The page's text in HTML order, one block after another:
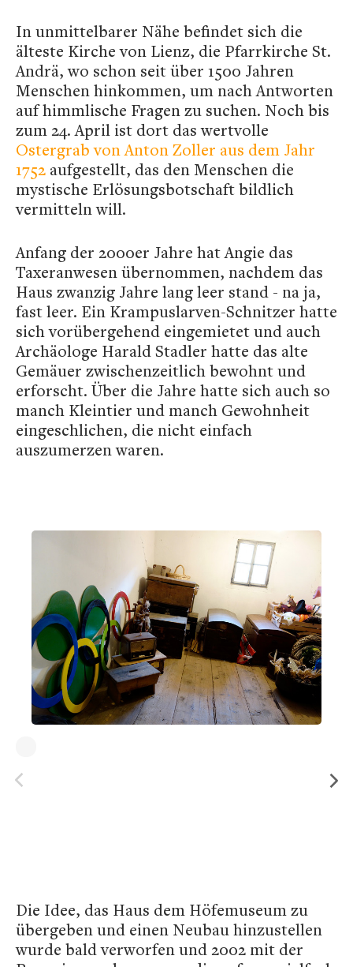
In unmittelbarer Nähe befindet sich die
älteste Kirche von Lienz, die Pfarrkirche St.
Andrä, wo schon seit über 1500 Jahren
Menschen hinkommen, um nach Antworten
auf himmlische Fragen zu suchen. Noch bis
zum 24. April ist dort das wertvolle
Ostergrab von Anton Zoller aus dem Jahr
1752 aufgestellt, das den Menschen die
mystische Erlösungsbotschaft bildlich
vermitteln will.
Anfang der 2000er Jahre hat Angie das
Taxeranwesen übernommen, nachdem das
Haus zwanzig Jahre lang leer stand - na ja,
fast leer. Ein Krampuslarven-Schnitzer hatte
sich vorübergehend eingemietet und auch
Archäologe Harald Stadler hatte das alte
Gemäuer zwischenzeitlich bewohnt und
erforscht. Über die Jahre hatte sich auch so
manch Kleintier und manch Gewohnheit
eingeschlichen, die nicht einfach
auszumerzen waren.
Die Idee, das Haus dem Höfemuseum zu
übergeben und einen Neubau hinzustellen
wurde bald verworfen und 2002 mit der